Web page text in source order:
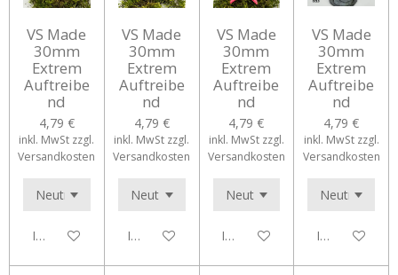
VS Made
30mm
Extrem
Auftreibe
nd
4,79 €
inkl. MwSt zzgl.
Versandkosten
In den Warenkorb
VS Made
30mm
Extrem
Auftreibe
nd
4,79 €
inkl. MwSt zzgl.
Versandkosten
In den Warenkorb
VS Made
30mm
Extrem
Auftreibe
nd
4,79 €
inkl. MwSt zzgl.
Versandkosten
In den Warenkorb
VS Made
30mm
Extrem
Auftreibe
nd
4,79 €
inkl. MwSt zzgl.
Versandkosten
In den